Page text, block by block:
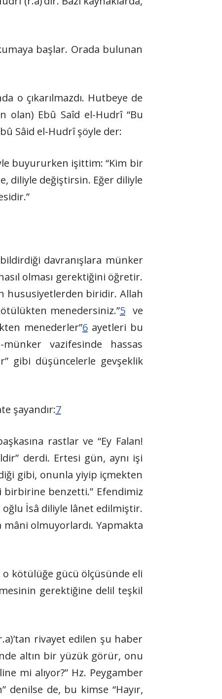
başlar. Orada bulunan
o çıkarılmazdı. Hutbeye de
olan) Ebû Saîd el-Hudrî “Bu
Sâid el-Hudrî şöyle der:
buyururken işittim: “Kim bir
diliyle değiştirsin. Eğer diliyle
davranışlara münker
olması gerektiğini öğretir.
hususiyetlerden biridir. Allah
menedersiniz.”5ve
menederler”6ayetleri bu
vazifesinde hassas
gibi düşüncelerle gevşeklik
şayandır:7
rastlar ve “Ey Falan!
derdi. Ertesi gün, aynı işi
gibi, onunla yiyip içmekten
birbirine benzetti.” Efendimiz
İsâ diliyle lânet edilmiştir.
mâni olmuyorlardı. Yapmakta
kötülüğe gücü ölçüsünde eli
gerektiğine delil teşkil
rivayet edilen şu haber
altın bir yüzük görür, onu
mi alıyor?” Hz. Peygamber
de, bu kimse “Hayır,